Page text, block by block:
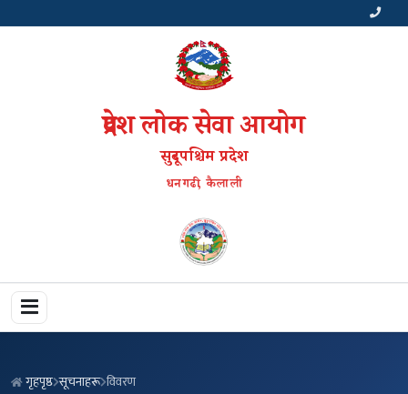
प्रदेश लोक सेवा आयोग
सुदूरपश्चिम प्रदेश
धनगढी, कैलाली
गृहपृष्ठ सूचनाहरू विवरण